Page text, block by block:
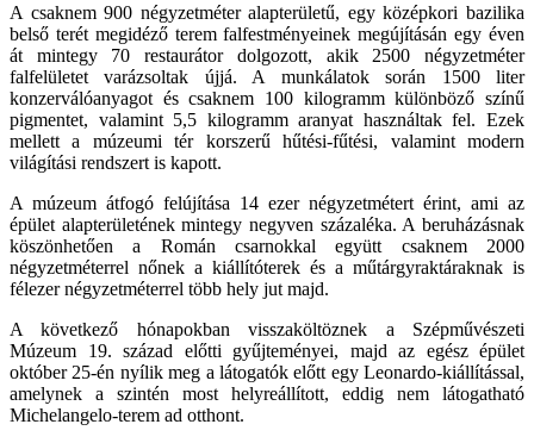
A csaknem 900 négyzetméter alapterületű, egy középkori bazilika
belső terét megidéző terem falfestményeinek megújításán egy éven
át mintegy 70 restaurátor dolgozott, akik 2500 négyzetméter
falfelületet varázsoltak újjá. A munkálatok során 1500 liter
konzerválóanyagot és csaknem 100 kilogramm különböző színű
pigmentet, valamint 5,5 kilogramm aranyat használtak fel. Ezek
mellett a múzeumi tér korszerű hűtési-fűtési, valamint modern
világítási rendszert is kapott.
A múzeum átfogó felújítása 14 ezer négyzetmétert érint, ami az
épület alapterületének mintegy negyven százaléka. A beruházásnak
köszönhetően a Román csarnokkal együtt csaknem 2000
négyzetméterrel nőnek a kiállítóterek és a műtárgyraktáraknak is
félezer négyzetméterrel több hely jut majd.
A következő hónapokban visszaköltöznek a Szépművészeti
Múzeum 19. század előtti gyűjteményei, majd az egész épület
október 25-én nyílik meg a látogatók előtt egy Leonardo-kiállítással,
amelynek a szintén most helyreállított, eddig nem látogatható
Michelangelo-terem ad otthont.